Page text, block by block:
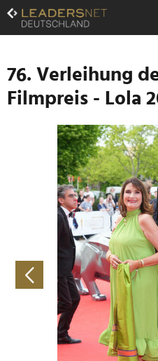
Zum
Inhalt
Zur
Navigation
Zur
Hauptnavigation
76. Verleihung
Filmpreis - Lola